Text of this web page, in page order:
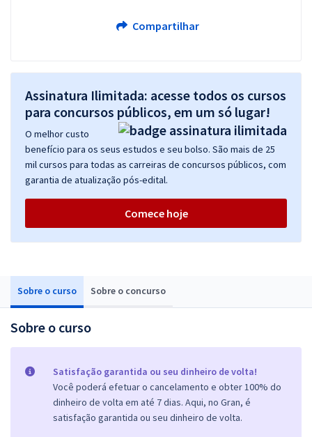
Sobre o curso Sobre o concurso
Sobre o curso
Satisfação garantida ou seu dinheiro de volta!
Você poderá efetuar o cancelamento e obter 100% do
dinheiro de volta em até 7 dias. Aqui, no Gran, é
satisfação garantida ou seu dinheiro de volta.
Compartilhar
Assinatura Ilimitada: acesse todos os cursos
para concursos públicos, em um só lugar!
O melhor custo
benefício para os seus estudos e seu bolso. São mais de 25
mil cursos para todas as carreiras de concursos públicos, com
garantia de atualização pós-edital.
Comece hoje